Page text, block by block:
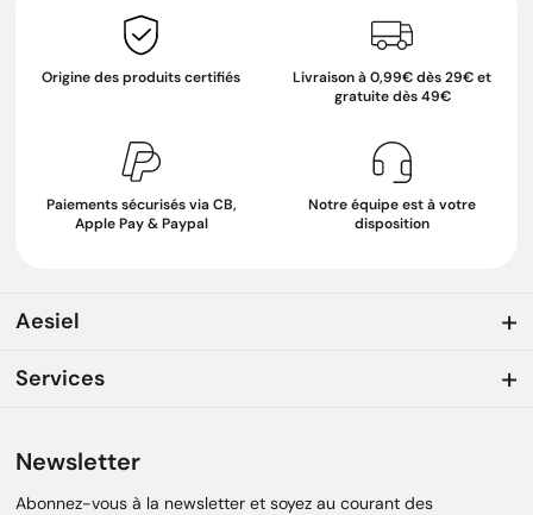
Origine des produits certifiés
Livraison à 0,99€ dès 29€ et
gratuite dès 49€
Paiements sécurisés via CB,
Apple Pay & Paypal
Notre équipe est à votre
disposition
Aesiel
Services
Newsletter
Abonnez-vous à la newsletter et soyez au courant des